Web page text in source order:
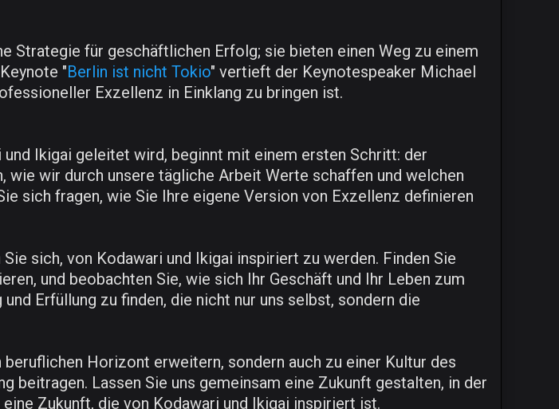
Strategie für geschäftlichen Erfolg; sie bieten einen Weg zu einem
"Berlin ist nicht Tokio" vertieft der Keynotespeaker Michael
Exzellenz in Einklang zu bringen ist.
Ikigai geleitet wird, beginnt mit einem ersten Schritt: der
wie wir durch unsere tägliche Arbeit Werte schaffen und welchen
sich fragen, wie Sie Ihre eigene Version von Exzellenz definieren
sich, von Kodawari und Ikigai inspiriert zu werden. Finden Sie
und beobachten Sie, wie sich Ihr Geschäft und Ihr Leben zum
Erfüllung zu finden, die nicht nur uns selbst, sondern die
Horizont erweitern, sondern auch zu einer Kultur des
beitragen. Lassen Sie uns gemeinsam eine Zukunft gestalten, in der
Zukunft, die von Kodawari und Ikigai inspiriert ist.